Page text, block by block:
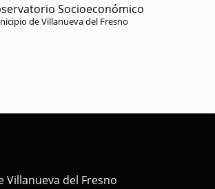
Socioeconómico
de Villanueva del Fresno
Villanueva del Fresno